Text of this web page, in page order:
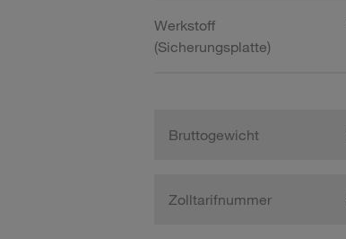
Werkstoff
(Sicherungsplatte)
Bruttogewicht
Zolltarifnummer